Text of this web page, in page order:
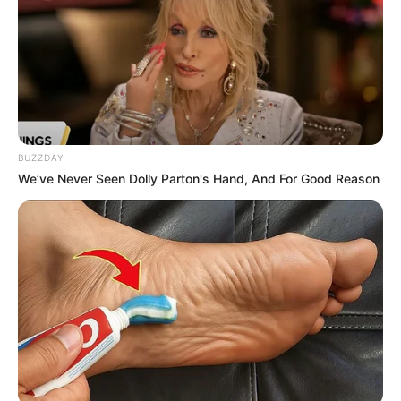
TEMAS RELACIONADOS
DISTRITO ATAQUE CON ÁCIDO
MANTÉNGASE EN ALERTA
Tenemos todas las noticias que le
interesan. Para estar bien informado, por
favor, active las notificaciones de Alerta.
ACTIVAR AHORA
TEMAS DESTACADOS
BUZZDAY
We’ve Never Seen Dolly Parton's Hand, And For Good Reason